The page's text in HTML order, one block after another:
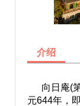
介绍
向日庵(第
元644年，